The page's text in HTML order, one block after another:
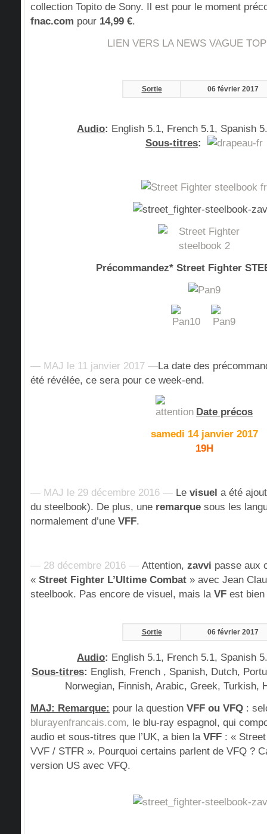
collection Topito de Sony. Il est pour le moment
fnac.com pour 14,99 €.
LIEN VERS LA NEWS VAGUE
Sortie 06 février 2017
Audio: English 5.1, French 5.1, Spanish
Sous-titres:
Précommandez* Street Fighter
— MAJ le 11 janvier 2017 —La date des
été révélée, ce sera pour ce week-end.
Date précos
samedi 14 janvier 2017
19H
— MAJ le 29 décembre 2016 — Le visuel a été
du steelbook). De plus, une remarque sous les
normalement d’une VFF.
— 28 décembre 2016 — Attention, zavvi passe aux
« Street Fighter L’Ultime Combat » avec Jean
steelbook. Pas encore de visuel, mais la VF est
Sortie 06 février 2017
Audio: English 5.1, French 5.1, Spanish
Sous-titres: English, French , Spanish, Dutch,
Norwegian, Finnish, Arabic, Greek, Turkish,
MAJ: Remarque: pour la question VFF ou VFQ :
blurayenfrancais.com, le blu-ray espagnol, qui
audio et sous-titres que l’UK, a bien la VFF : «
VVF / STFR ». Pourquoi certains parlent de VFQ ?
version US avec VFQ.